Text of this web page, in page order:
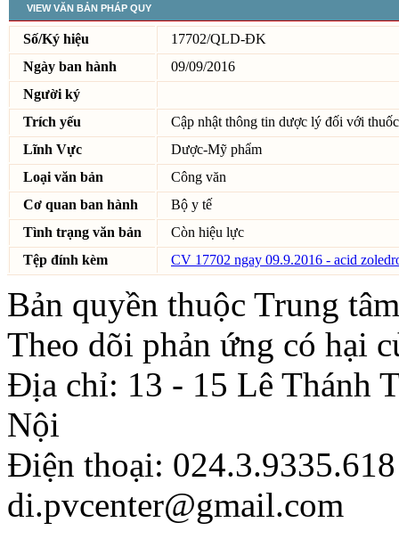
VIEW VĂN BẢN PHÁP QUY
Số/Ký hiệu
17702/QLD-ĐK
Ngày ban hành
09/09/2016
Người ký
Trích yếu
Cập nhật thông tin dược lý đối với
Lĩnh Vực
Dược-Mỹ phẩm
Loại văn bản
Công văn
Cơ quan ban hành
Bộ y tế
Tình trạng văn bản
Còn hiệu lực
Tệp đính kèm
CV 17702 ngay 09.9.2016 - acid
Bản quyền thuộc Trung
Theo dõi phản ứng có hại
Địa chỉ: 13 - 15 Lê Thánh
Nội
Điện thoại: 024.3.9335.618
di.pvcenter@gmail.com